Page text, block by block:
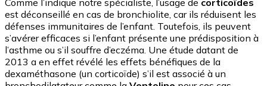
Comme l’indique notre spécialiste, l’usage de corticoïdes
est déconseillé en cas de bronchiolite, car ils réduisent les
défenses immunitaires de l’enfant. Toutefois, ils peuvent
s’avérer efficaces si l’enfant présente une prédisposition à
l’asthme ou s’il souffre d’eczéma. Une étude datant de
2013 a en effet révélé les effets bénéfiques de la
dexaméthasone (un corticoïde) s’il est associé à un